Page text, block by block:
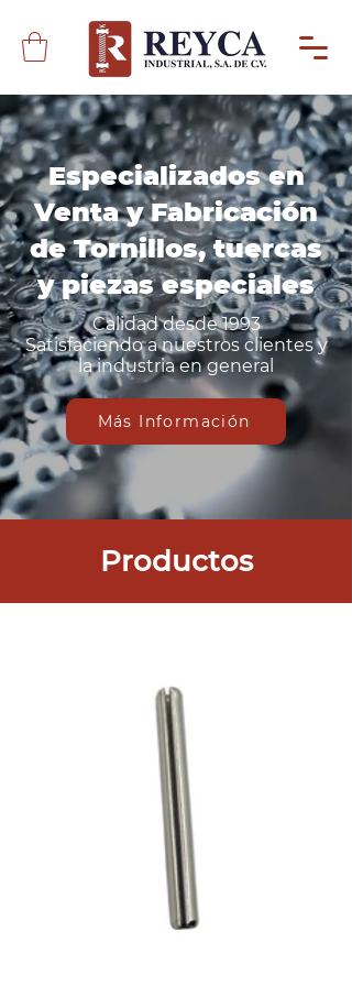
Especializados en
Venta y Fabricación
de Tornillos, tuercas
y piezas especiales
Calidad desde 1993
Satisfaciendo a nuestros clientes y
la industria en general
Más Información
Productos